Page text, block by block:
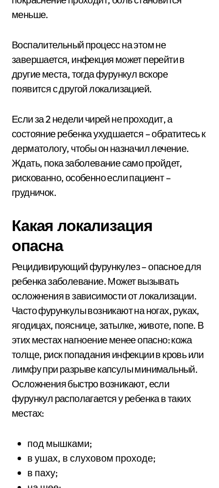
меньше.
Воспалительный процесс на этом не
завершается, инфекция может перейти в
другие места, тогда фурункул вскоре
появится с другой локализацией.
Если за 2 недели чирей не проходит, а
состояние ребенка ухудшается – обратитесь к
дерматологу, чтобы он назначил лечение.
Ждать, пока заболевание само пройдет,
рискованно, особенно если пациент –
грудничок.
Какая локализация
опасна
Рецидивирующий фурункулез – опасное для
ребенка заболевание. Может вызывать
осложнения в зависимости от локализации.
Часто фурункулы возникают на ногах, руках,
ягодицах, пояснице, затылке, животе, попе. В
этих местах нагноение менее опасно: кожа
толще, риск попадания инфекции в кровь или
лимфу при разрыве капсулы минимальный.
Осложнения быстро возникают, если
фурункул располагается у ребенка в таких
местах:
под мышками;
в ушах, в слуховом проходе;
в паху;